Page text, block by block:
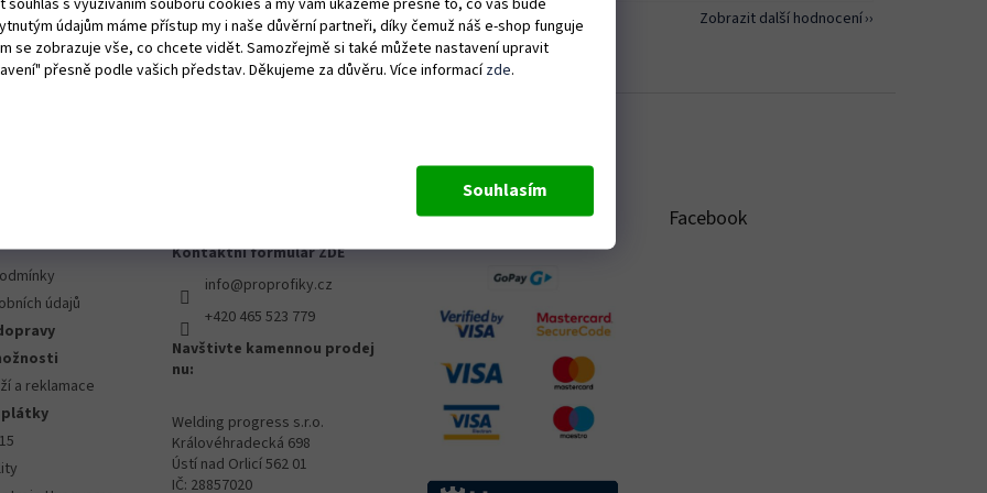
souhlas s využíváním souborů cookies a my vám ukážeme přesně to, co vás bude
údajům máme přístup my i naše důvěrní partneři, díky čemuž náš e-shop funguje
se zobrazuje vše, co chcete vidět. Samozřejmě si také můžete nastavení upravit
přesně podle vašich představ. Děkujeme za důvěru. Více informacízde.
Souhlasím
Zobrazit další hodnocení
údajů
a reklamace
Kontaktní formulář ZDE
info@proprofiky.cz
+420 465 523 779
Navštivte kamennou prodej
nu:
Welding progress s.r.o.
Královéhradecká 698
Ústí nad Orlicí 562 01
IČ: 28857020
Facebook